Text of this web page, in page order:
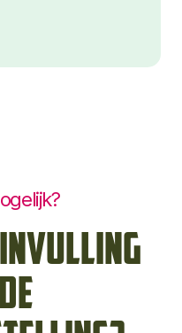
invulling